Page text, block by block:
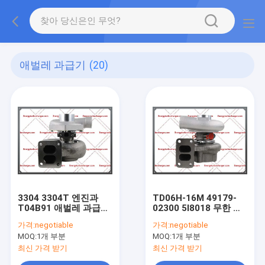
애벌레 과급기 (20)
3304 3304T 엔진과
T04B91 애벌레 과급기
0005 7N4651 4N6858
OR5796
가격:negotiable
MOQ:1개 부분
최신 가격 받기
TD06H-16M 49179-
02300 5I8018 무한 궤
320C 3066T 엔진
가격:negotiable
MOQ:1개 부분
최신 가격 받기